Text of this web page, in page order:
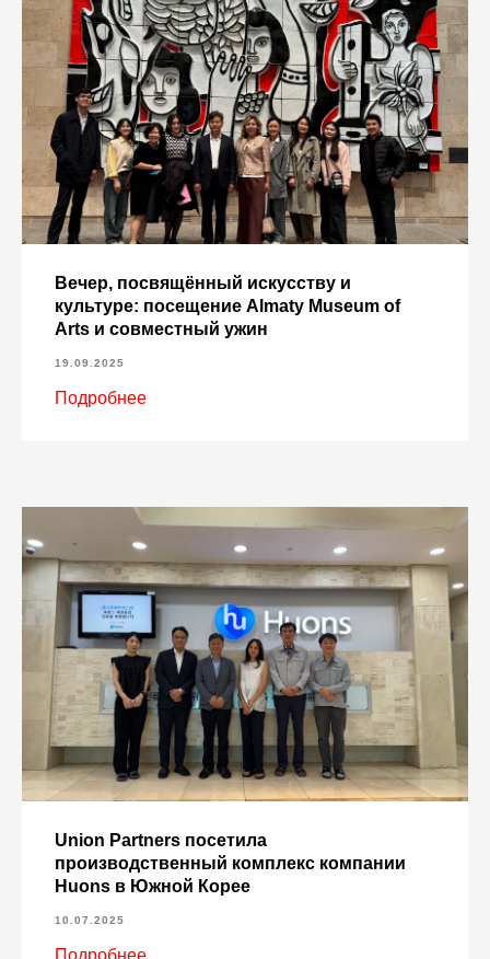
Вечер, посвящённый искусству и
культуре: посещение Almaty Museum of
Arts и совместный ужин
19.09.2025
Подробнее
Union Partners посетила
производственный комплекс компании
Huons в Южной Корее
10.07.2025
Подробнее